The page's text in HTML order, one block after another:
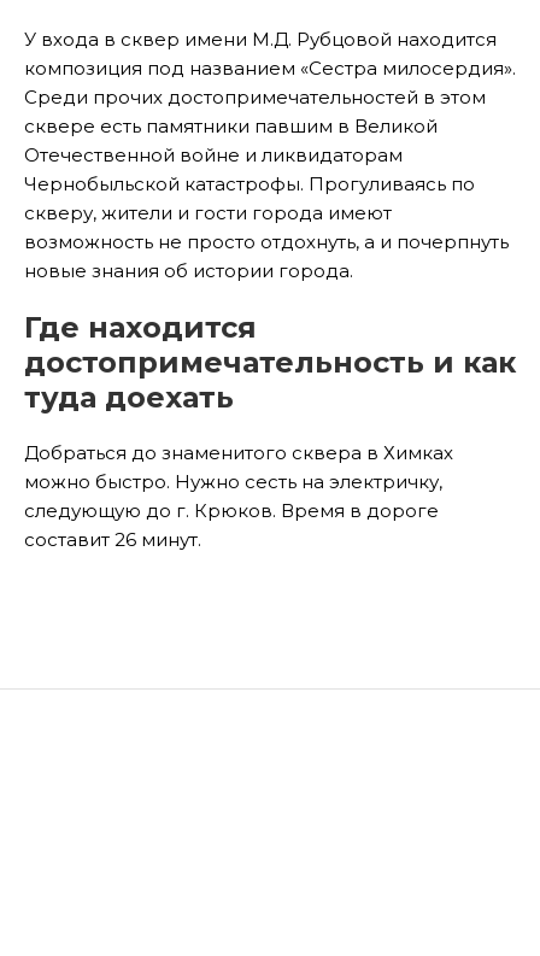
У входа в сквер имени М.Д. Рубцовой находится
композиция под названием «Сестра милосердия».
Среди прочих достопримечательностей в этом
сквере есть памятники павшим в Великой
Отечественной войне и ликвидаторам
Чернобыльской катастрофы. Прогуливаясь по
скверу, жители и гости города имеют
возможность не просто отдохнуть, а и почерпнуть
новые знания об истории города.
Где находится
достопримечательность и как
туда доехать
Добраться до знаменитого сквера в Химках
можно быстро. Нужно сесть на электричку,
следующую до г. Крюков. Время в дороге
составит 26 минут.